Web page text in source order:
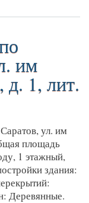
им
1, лит.
ул. им
площадь
1 этажный,
здания:
Деревянные.